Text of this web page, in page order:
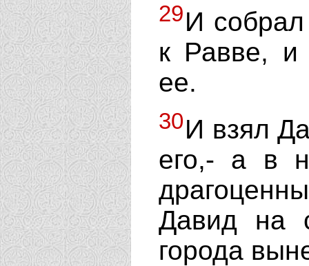
29И
к Равве, и
ее.
30И взял
его,- а в
Давид на
города